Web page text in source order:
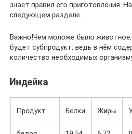
знает правил его приготовления.
следующем разделе.
Важно!Чем моложе было животное,
будет субпродукт, ведь в нём
количество необходимых
Индейка
Продукт Белки Жиры